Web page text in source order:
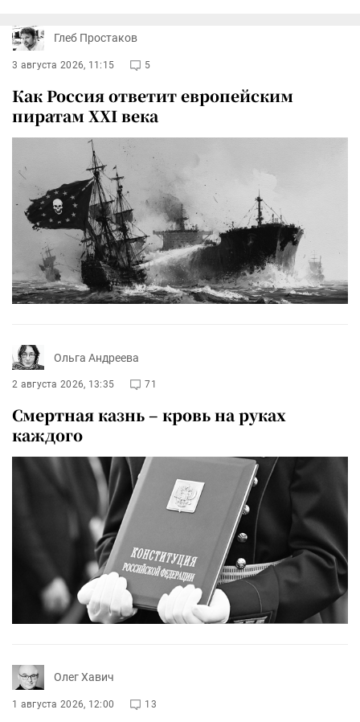
Глеб Простаков
3 августа 2026, 11:15 5
Как Россия ответит европейским
пиратам XXI века
Ольга Андреева
2 августа 2026, 13:35 71
Смертная казнь – кровь на руках
каждого
Олег Хавич
1 августа 2026, 12:00 13